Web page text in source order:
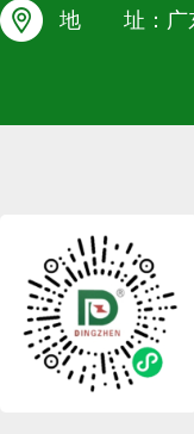
地 址：广东